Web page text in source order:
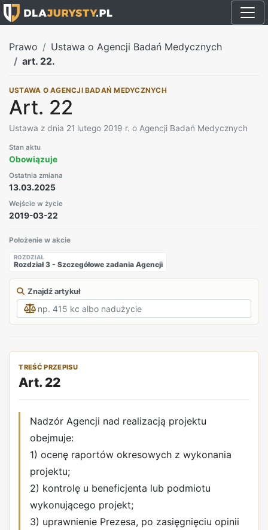
Prawo
Ustawa o Agencji Badań Medycznych
art. 22.
USTAWA O AGENCJI BADAŃ MEDYCZNYCH
Art. 22
Ustawa z dnia 21 lutego 2019 r. o Agencji Badań Medycznych
Stan aktu
Obowiązuje
Ostatnia zmiana
13.03.2025
Wejście w życie
2019-03-22
Położenie w akcie
ROZDZIAŁ
Rozdział 3 - Szczegółowe zadania Agencji
Znajdź artykuł
TREŚĆ PRZEPISU
Art. 22
Nadzór Agencji nad realizacją projektu
obejmuje:
1) ocenę raportów okresowych z wykonania
projektu;
2) kontrolę u beneficjenta lub podmiotu
wykonującego projekt;
3) uprawnienie Prezesa, po zasięgnięciu opinii